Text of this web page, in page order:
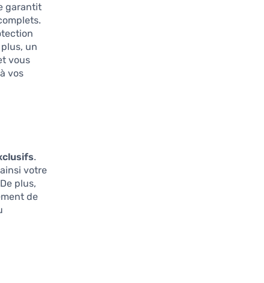
garantit
un
vous
vos
.
votre
plus,
de